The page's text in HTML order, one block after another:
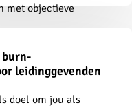
met objectieve
burn-
leidinggevenden
doel om jou als